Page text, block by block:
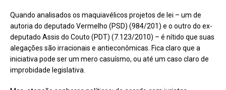
Quando analisados os maquiavélicos projetos de lei – um de
autoria do deputado Vermelho (PSD) (984/201) e o outro do ex-
deputado Assis do Couto (PDT) (7.123/2010) – é nítido que suas
alegações são irracionais e antieconômicas. Fica claro que a
iniciativa pode ser um mero casuísmo, ou até um caso claro de
improbidade legislativa.